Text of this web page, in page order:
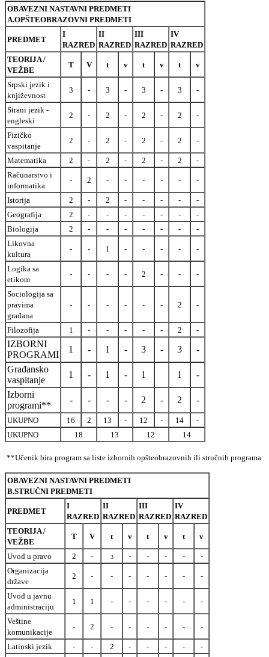
OBAVEZNI NASTAVNI PREDMETI
A.OPŠTEOBRAZOVNI PREDMETI
PREDMET
I
RAZRED
II
RAZRED
III
RAZRED
IV
RAZRED
TEORIJA /
VEŽBE
T V t v t v t v
Srpski jezik i
književnost
3 - 3 - 3 - 3 -
Strani jezik -
engleski
2 - 2 - 2 - 2 -
Fizičko
vaspitanje
2 - 2 - 2 - 2 -
Matematika 2 - 2 - 2 - 2
-
Računarstvo i
informatika
- 2 - - - - - -
Istorija 2 - 2 - - - -
-
Geografija
2 - - - - - -
-
Biologija
2 - - - - - -
-
Likovna
kultura
- - 1 - - - - -
Logika sa
etikom
- - - - 2 - - -
Sociologija sa
pravima
građana
- - - - - - 2 -
Filozofija 1 - - - - - 2 -
IZBORNI
PROGRAMI
1 - 1 - 3 - 3
-
Građansko
vaspitanje
1 - 1 - 1 1
-
Izborni
programi**
- - - - 2 - 2 -
UKUPNO 16 2 13 - 12 - 14
-
UKUPNO
18 13 12 14
**Učenik bira program sa liste izbornih opšteobrazovnih ili stručnih programa
OBAVEZNI NASTAVNI PREDMETI
B.STRUČNI PREDMETI
PREDMET
I
RAZRED
II
RAZRED
III
RAZRED
IV
RAZRED
TEORIJA /
VEŽBE
T V t v t v t v
Uvod u pravo 2 - 3 - - - -
-
Organizacija
države
2 - - - - - - -
Uvod u javnu
administraciju
1 1 - - - - - -
Veštine
komunikacije
- 2 - - - - - -
Latinski jezik - - 2 - - - -
-